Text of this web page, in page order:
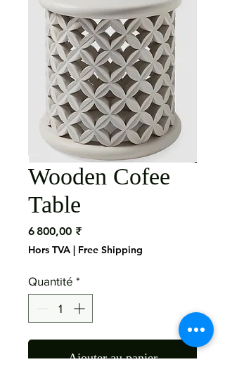
Wooden Cofee
Table
6 800,00 ₹Prix
Hors TVA | Free Shipping
Quantité *
Ajouter au panier